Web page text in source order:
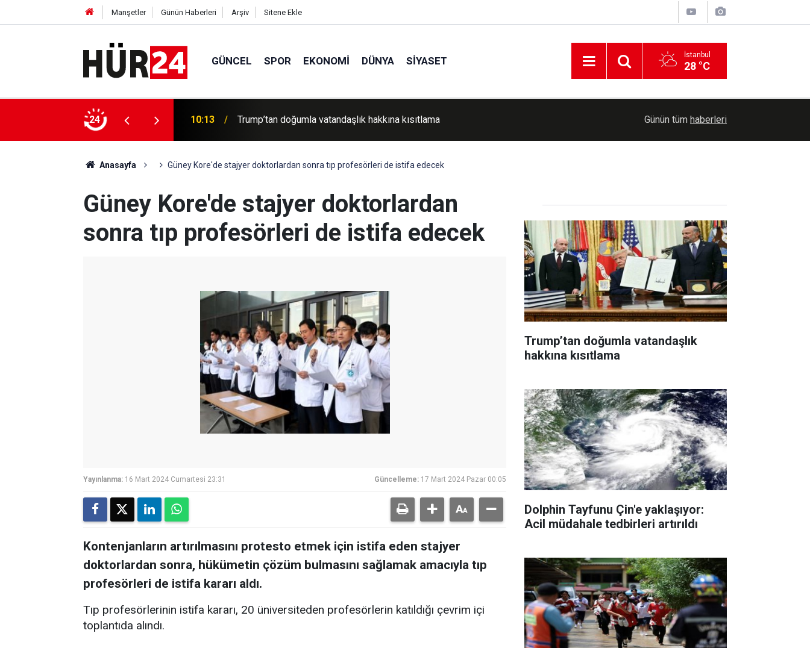
Manşetler Günün Haberleri Arşiv Sitene Ekle
GÜNCEL SPOR EKONOMI DÜNYA SIYASET İstanbul
28 °C
24
büyüklüğünde deprem 10:13 Trump’tan doğumla vatandaşlık hakkına kısıtlama Dolphin Tayfunu Çin'e yaklaşıyor: Acil müdahale
Günün tüm haberleri
Anasayfa Güney Kore'de stajyer doktorlardan sonra tıp profesörleri de istifa edecek
Güney Kore'de stajyer doktorlardan
sonra tıp profesörleri de istifa edecek
Yayınlanma: 16 Mart 2024 Cumartesi 23:31 Güncelleme: 17 Mart 2024 Pazar 00:05
Kontenjanların artırılmasını protesto etmek için istifa eden stajyer
doktorlardan sonra, hükümetin çözüm bulmasını sağlamak amacıyla tıp
profesörleri de istifa kararı aldı.
Tıp profesörlerinin istifa kararı, 20 üniversiteden profesörlerin katıldığı çevrim içi
toplantıda alındı.
Trump’tan doğumla vatandaşlık
hakkına kısıtlama
Dolphin Tayfunu Çin'e yaklaşıyor:
Acil müdahale tedbirleri artırıldı